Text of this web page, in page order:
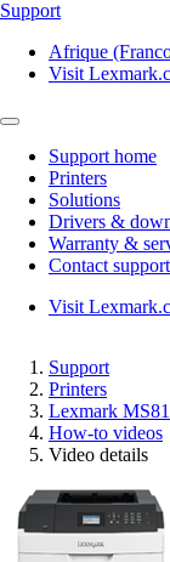
Support
Afrique
Visit
Support home
Printers
Solutions
Drivers &
Warranty &
Contact support
Visit
Support
Printers
Lexmark
How-to videos
Video details